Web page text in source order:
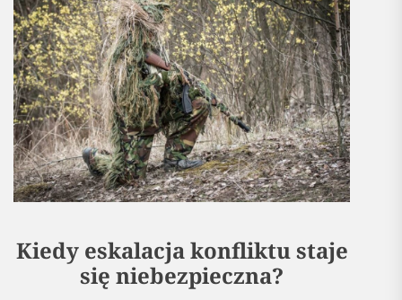
Kiedy eskalacja konfliktu staje
się niebezpieczna?